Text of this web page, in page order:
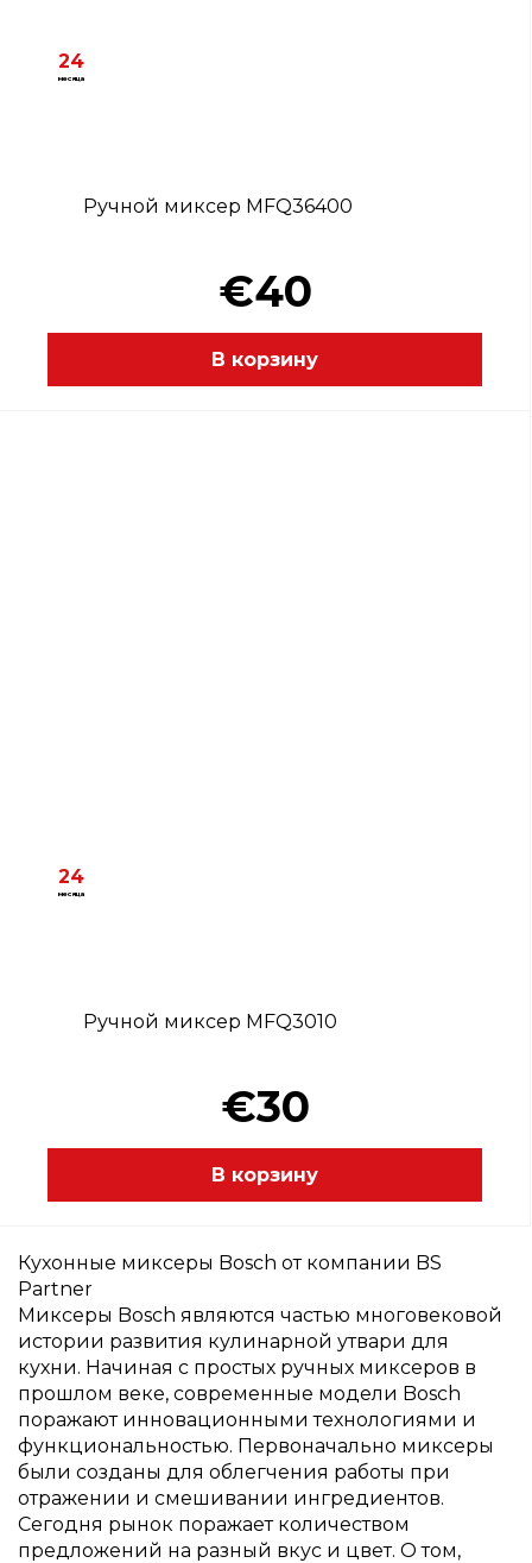
24
месяца
Ручной миксер MFQ36400
€40
В корзину
24
месяца
Ручной миксер MFQ3010
€30
В корзину
Кухонные миксеры Bosch от компании BS
Partner
Миксеры Bosch являются частью многовековой
истории развития кулинарной утвари для
кухни. Начиная с простых ручных миксеров в
прошлом веке, современные модели Bosch
поражают инновационными технологиями и
функциональностью. Первоначально миксеры
были созданы для облегчения работы при
отражении и смешивании ингредиентов.
Сегодня рынок поражает количеством
предложений на разный вкус и цвет. О том,